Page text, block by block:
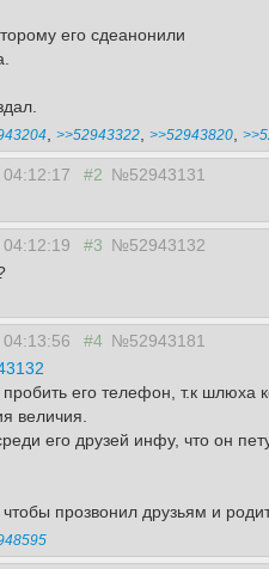
его сдеанонили
>>52943322 >>52943820
#2 №52943131
#3 №52943132
#4 №52943181
его телефон, т.к шлюха
величия.
его друзей инфу, что он
прозвонил друзьям и